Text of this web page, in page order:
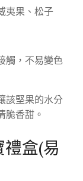
夷果、松子
觸，不易變色
該堅果的水分
脆香甜。
盒(易